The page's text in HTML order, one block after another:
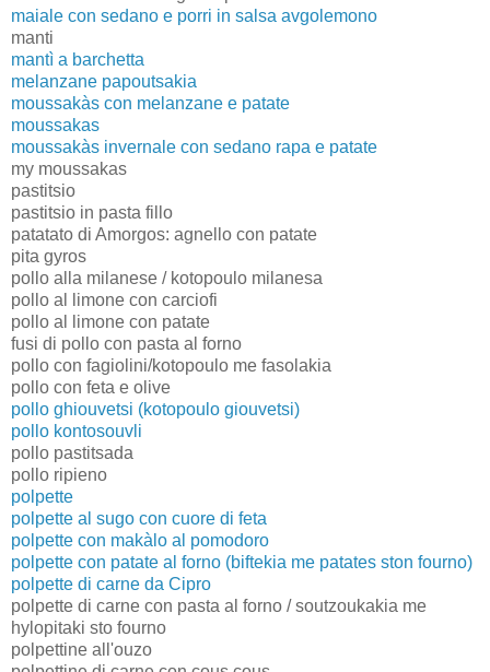
maiale con sedano e porri in salsa avgolemono
manti
mantì a barchetta
melanzane papoutsakia
moussakàs con melanzane e patate
moussakas
moussakàs invernale con sedano rapa e patate
my moussakas
pastitsio
pastitsio in pasta fillo
patatato di Amorgos: agnello con patate
pita gyros
pollo alla milanese / kotopoulo milanesa
pollo al limone con carciofi
pollo al limone con patate
fusi di pollo con pasta al forno
pollo con fagiolini/kotopoulo me fasolakia
pollo con feta e olive
pollo ghiouvetsi (kotopoulo giouvetsi)
pollo kontosouvli
pollo pastitsada
pollo ripieno
polpette
polpette al sugo con cuore di feta
polpette con makàlo al pomodoro
polpette con patate al forno (biftekia me patates ston fourno)
polpette di carne da Cipro
polpette di carne con pasta al forno / soutzoukakia me
hylopitaki sto fourno
polpettine all'ouzo